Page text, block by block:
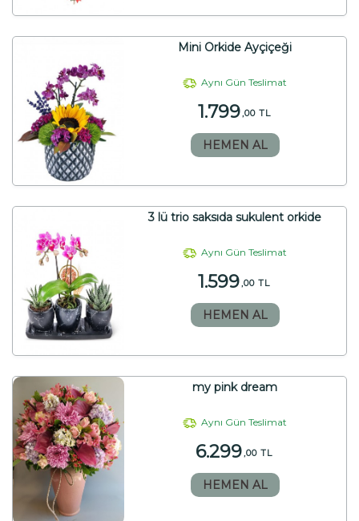
Mini Orkide Ayçiçeği
Aynı Gün Teslimat
1.799,00 TL
HEMEN AL
3 lü trio saksıda sukulent orkide
Aynı Gün Teslimat
1.599,00 TL
HEMEN AL
my pink dream
Aynı Gün Teslimat
6.299,00 TL
HEMEN AL